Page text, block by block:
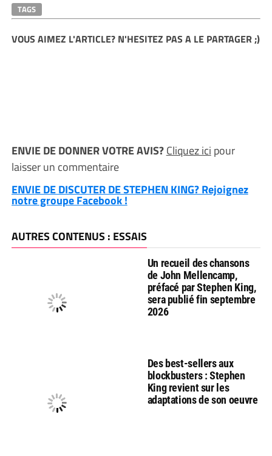
TAGS
VOUS AIMEZ L'ARTICLE? N'HESITEZ PAS A LE PARTAGER ;)
ENVIE DE DONNER VOTRE AVIS?Cliquez ici pour
laisser un commentaire
ENVIE DE DISCUTER DE STEPHEN KING? Rejoignez
notre groupe Facebook !
AUTRES CONTENUS : ESSAIS
Un recueil des chansons
de John Mellencamp,
préfacé par Stephen King,
sera publié fin septembre
2026
Des best-sellers aux
blockbusters : Stephen
King revient sur les
adaptations de son oeuvre